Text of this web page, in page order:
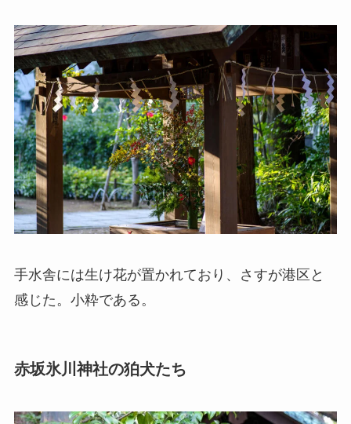
手水舎には生け花が置かれており、さすが港区と
感じた。小粋である。
赤坂氷川神社の狛犬たち